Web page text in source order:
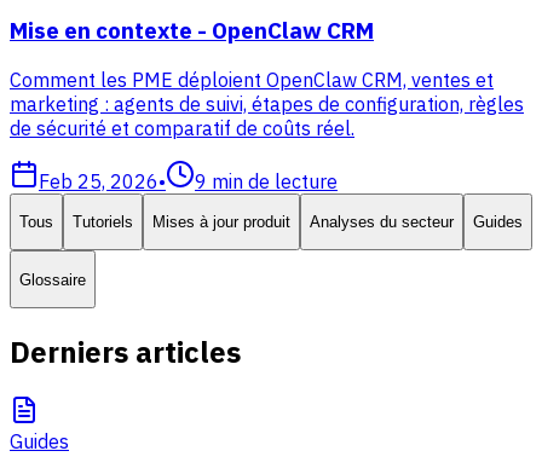
Mise en contexte - OpenClaw CRM
Comment les PME déploient OpenClaw CRM, ventes et
marketing : agents de suivi, étapes de configuration, règles
de sécurité et comparatif de coûts réel.
Feb 25, 2026• 9 min de lecture
Tous Tutoriels Mises à jour produit Analyses du secteur Guides
Glossaire
Derniers articles
Guides